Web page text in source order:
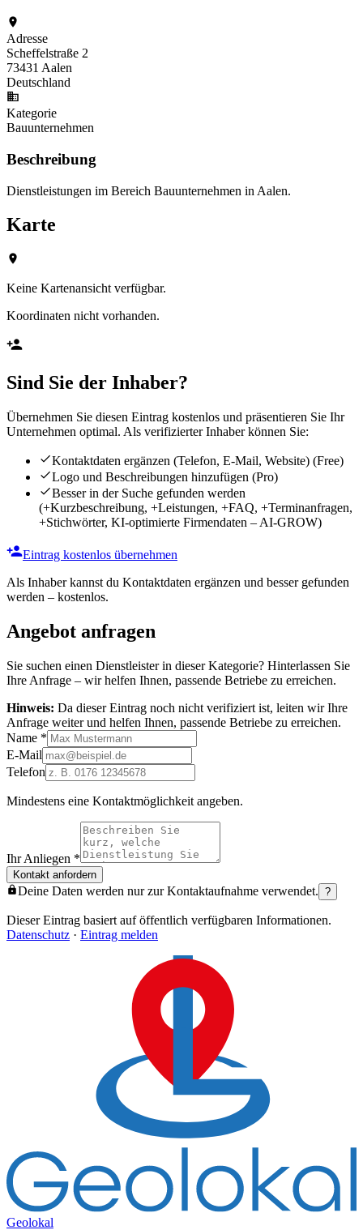
Adresse
Scheffelstraße 2
73431 Aalen
Deutschland
Kategorie
Bauunternehmen
Beschreibung
Dienstleistungen im Bereich Bauunternehmen in Aalen.
Karte
Keine Kartenansicht verfügbar.
Koordinaten nicht vorhanden.
Sind Sie der Inhaber?
Übernehmen Sie diesen Eintrag kostenlos und präsentieren Sie Ihr
Unternehmen optimal. Als verifizierter Inhaber können Sie:
Kontaktdaten ergänzen (Telefon, E-Mail, Website) (Free)
Logo und Beschreibungen hinzufügen (Pro)
Besser in der Suche gefunden werden
(+Kurzbeschreibung, +Leistungen, +FAQ, +Terminanfragen,
+Stichwörter, KI-optimierte Firmendaten – AI-GROW)
Eintrag kostenlos übernehmen
Als Inhaber kannst du Kontaktdaten ergänzen und besser gefunden
werden – kostenlos.
Angebot anfragen
Sie suchen einen Dienstleister in dieser Kategorie? Hinterlassen Sie
Ihre Anfrage – wir helfen Ihnen, passende Betriebe zu erreichen.
Hinweis: Da dieser Eintrag noch nicht verifiziert ist, leiten wir Ihre
Anfrage weiter und helfen Ihnen, passende Betriebe zu erreichen.
Name *
E-Mail
Telefon
Mindestens eine Kontaktmöglichkeit angeben.
Ihr Anliegen *
Kontakt anfordern
Deine Daten werden nur zur Kontaktaufnahme verwendet. ?
Dieser Eintrag basiert auf öffentlich verfügbaren Informationen.
Datenschutz · Eintrag melden
Geolokal